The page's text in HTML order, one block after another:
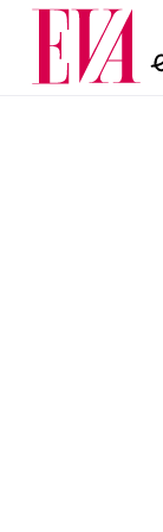
Carieră
Actualitate